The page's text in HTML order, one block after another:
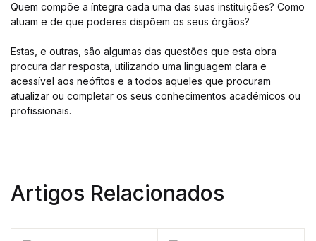
Quem compõe a íntegra cada uma das suas instituições? Como
atuam e de que poderes dispõem os seus órgãos?
Estas, e outras, são algumas das questões que esta obra
procura dar resposta, utilizando uma linguagem clara e
acessível aos neófitos e a todos aqueles que procuram
atualizar ou completar os seus conhecimentos académicos ou
profissionais.
Artigos Relacionados